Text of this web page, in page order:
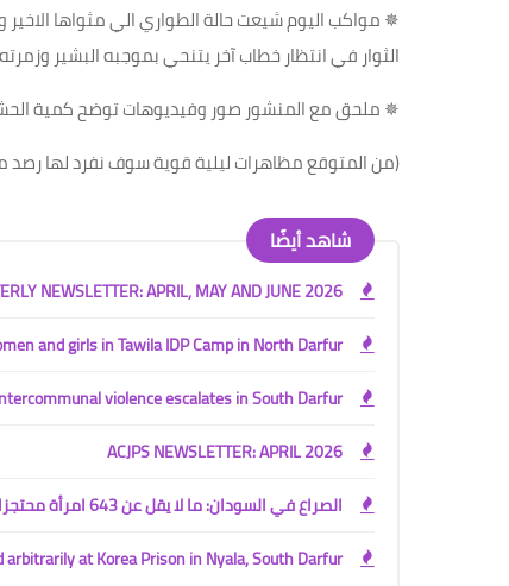
✵مواكب اليوم شيعت حالة الطواري الي مثواها
الثوار في انتظار خطاب آخر يتنحي بموجبه البشير وزمرته
✵ملحق مع المنشور صور وفيديوهات توضح كمية
(من المتوقع مظاهرات ليلية قوية سوف نفرد لها
شاهد أيضًا
NEWSLETTER: APRIL, MAY AND JUNE 2026
and girls in Tawila IDP Camp in North Darfur
violence escalates in South Darfur
ACJPS NEWSLETTER: APRIL 2026
الصراع في السودان: ما لا يقل عن 643 امرأة محتجزات تعسفياً في سجن كوريا بنيالا، جنوب دارفور
at Korea Prison in Nyala, South Darfur